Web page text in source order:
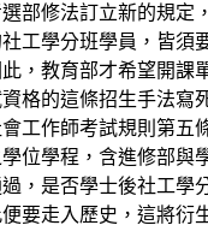
部修法訂立新的規定
工學分班學員，皆須
，教育部才希望開課
格的這條招生手法寫
工作師考試規則第五
位學程，含進修部與
，是否學士後社工學
要走入歷史，這將衍